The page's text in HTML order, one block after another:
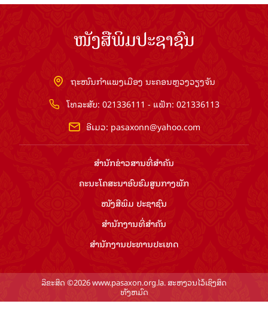
ໜັງສືພິມປະຊາຊົນ
ຖະໜົນກຳແພງເມືອງ ນະຄອນຫຼວງວຽງຈັນ
ໂທລະສັບ: 021336111 - ແຟັກ: 021336113
ອີເມວ: pasaxonn@yahoo.com
ສຳ​ນັກ​ຂ່າວ​ສານ​ທີ່​ສຳ​ຄັນ​
ຄະນະໂຄສະນາອົບຮົມ​ສູນ​ກາງ​ພັກ
ໜັງສືພິມ ປະ​ຊາ​ຊົນ
ສຳ​ນັກ​ງານ​ທີ່​ສຳ​ຄັນ
ສຳ​ນັກ​ງານ​ປະ​ທານ​ປະ​ເທດ
ລິຂະສິດ ©2026 www.pasaxon.org.la. ສະຫງວນໄວ້ເຊິງສິດ
ທັງຫມົດ